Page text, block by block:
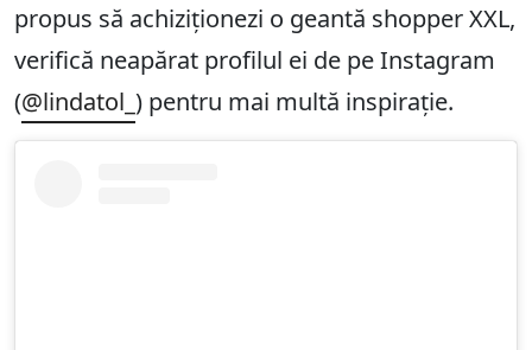
propus să achiziționezi o geantă shopper XXL,
verifică neapărat profilul ei de pe Instagram
(@lindatol_ ) pentru mai multă inspirație.